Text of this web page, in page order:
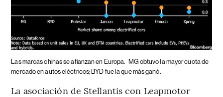
Las marcas chinas se afianzan en Europa. MG obtuvo la mayor cuota de
mercado en autos eléctricos; BYD fue la que más ganó.
La asociación de Stellantis con Leapmotor